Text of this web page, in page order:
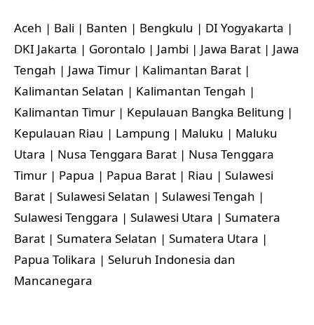
Aceh | Bali | Banten | Bengkulu | DI Yogyakarta |
DKI Jakarta | Gorontalo | Jambi | Jawa Barat | Jawa
Tengah | Jawa Timur | Kalimantan Barat |
Kalimantan Selatan | Kalimantan Tengah |
Kalimantan Timur | Kepulauan Bangka Belitung |
Kepulauan Riau | Lampung | Maluku | Maluku
Utara | Nusa Tenggara Barat | Nusa Tenggara
Timur | Papua | Papua Barat | Riau | Sulawesi
Barat | Sulawesi Selatan | Sulawesi Tengah |
Sulawesi Tenggara | Sulawesi Utara | Sumatera
Barat | Sumatera Selatan | Sumatera Utara |
Papua Tolikara | Seluruh Indonesia dan
Mancanegara